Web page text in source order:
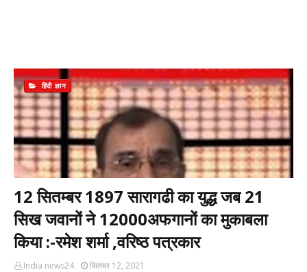
हिंदी ज्ञान
12 सितम्बर 1897 सारागढी का युद्ध जब 21
सिख जवानों ने 12000अफगानों का मुकाबला
किया :-रमेश शर्मा ,वरिष्ठ पत्रकार
India news24 सितंबर 12, 2021